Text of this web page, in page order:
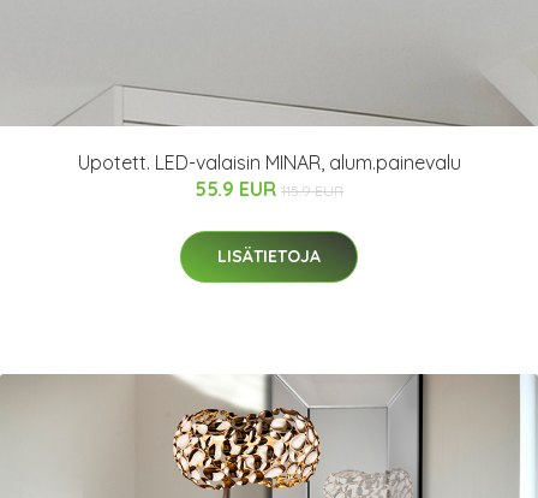
Upotett. LED-valaisin MINAR, alum.painevalu
55.9 EUR 115.9 EUR
LISÄTIETOJA